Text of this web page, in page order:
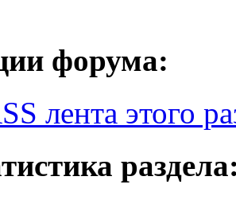
форума:
лента этого